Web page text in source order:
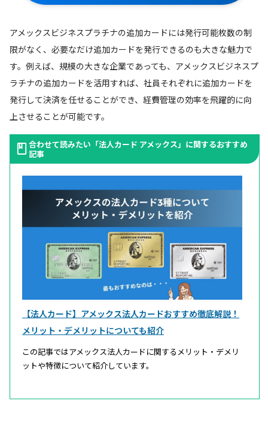
アメックスビジネスプラチナの追加カードには発行可能枚数の制
限がなく、必要なだけ追加カードを発行できるのも大きな魅力で
す。例えば、規模の大きな企業であっても、アメックスビジネスプ
ラチナの追加カードを活用すれば、社員それぞれに追加カードを
発行して決済を任せることができ、経費管理の効率を飛躍的に向
上させることが可能です。
合わせて読みたい「法人カード アメックス」に関するおすすめ
記事
【法人カード】アメックス法人カードおすすめ徹底解説！
メリット・デメリットについても紹介
この記事ではアメックス法人カードに関するメリット・デメリ
ットや特徴について紹介しています。